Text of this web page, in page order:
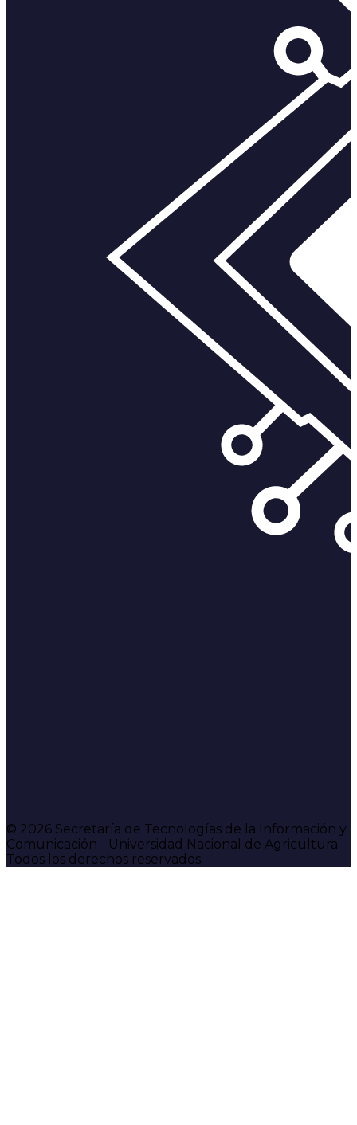
© 2026 Secretaría de Tecnologías de la Información y
Comunicación - Universidad Nacional de Agricultura.
Todos los derechos reservados.